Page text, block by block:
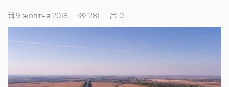
9 жовтня 2018 281 0